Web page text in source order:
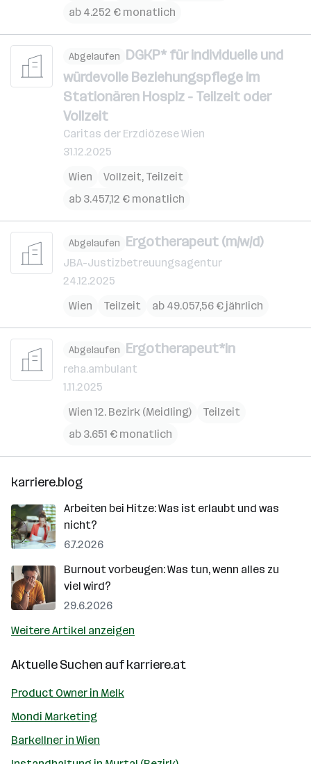
ab 4.252 € monatlich
Abgelaufen DGKP* für individuelle und
würdevolle Beziehungspflege im
Stationären Hospiz - Teilzeit oder
Vollzeit
Caritas der Erzdiözese Wien
31.12.2025
Wien
Vollzeit, Teilzeit
ab 3.457,12 € monatlich
Abgelaufen Ergotherapeut (m/w/d)
JBA-Justizbetreuungsagentur
24.12.2025
Wien
Teilzeit ab 49.057,56 € jährlich
Abgelaufen Ergotherapeut*in
reha.ambulant
1.11.2025
Wien 12. Bezirk (Meidling)
Teilzeit
ab 3.651 € monatlich
karriere.blog
Arbeiten bei Hitze: Was ist erlaubt und was
nicht?
6.7.2026
Burnout vorbeugen: Was tun, wenn alles zu
viel wird?
29.6.2026
Weitere Artikel anzeigen
Aktuelle Suchen aufkarriere.at
Product Owner in Melk
Mondi Marketing
Barkellner in Wien